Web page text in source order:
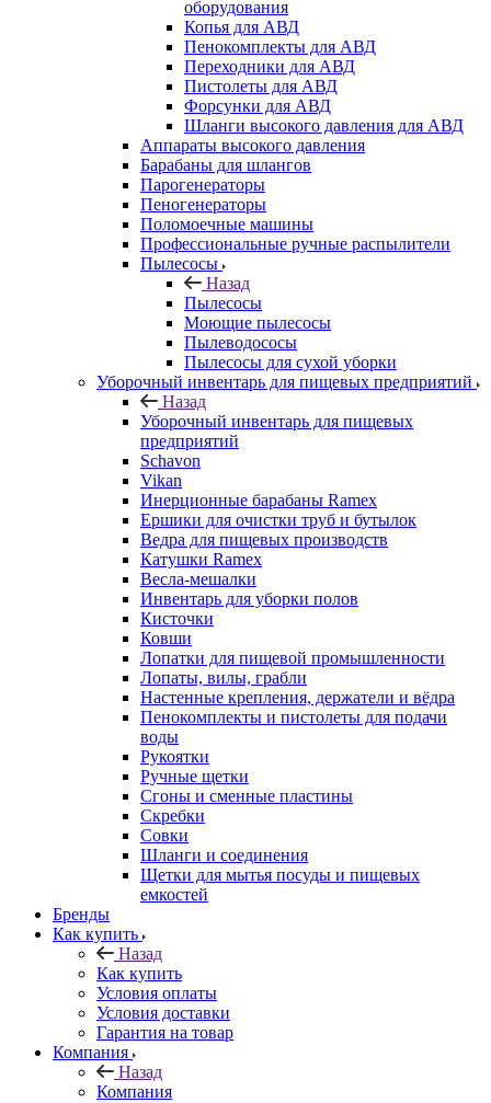
оборудования
Копья для АВД
Пенокомплекты для АВД
Переходники для АВД
Пистолеты для АВД
Форсунки для АВД
Шланги высокого давления для АВД
Аппараты высокого давления
Барабаны для шлангов
Парогенераторы
Пеногенераторы
Поломоечные машины
Профессиональные ручные распылители
Пылесосы
Назад
Пылесосы
Моющие пылесосы
Пылеводососы
Пылесосы для сухой уборки
Уборочный инвентарь для пищевых предприятий
Назад
Уборочный инвентарь для пищевых
предприятий
Schavon
Vikan
Инерционные барабаны Ramex
Ершики для очистки труб и бутылок
Ведра для пищевых производств
Катушки Ramex
Весла-мешалки
Инвентарь для уборки полов
Кисточки
Ковши
Лопатки для пищевой промышленности
Лопаты, вилы, грабли
Настенные крепления, держатели и вёдра
Пенокомплекты и пистолеты для подачи
воды
Рукоятки
Ручные щетки
Сгоны и сменные пластины
Скребки
Совки
Шланги и соединения
Щетки для мытья посуды и пищевых
емкостей
Бренды
Как купить
Назад
Как купить
Условия оплаты
Условия доставки
Гарантия на товар
Компания
Назад
Компания